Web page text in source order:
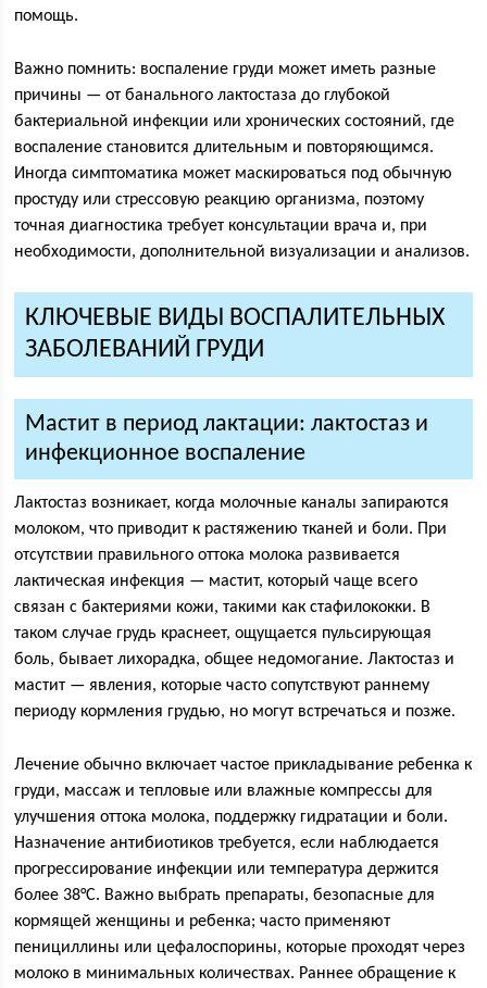
помощь.
Важно помнить: воспаление груди может иметь разные
причины — от банального лактостаза до глубокой
бактериальной инфекции или хронических состояний, где
воспаление становится длительным и повторяющимся.
Иногда симптоматика может маскироваться под обычную
простуду или стрессовую реакцию организма, поэтому
точная диагностика требует консультации врача и, при
необходимости, дополнительной визуализации и анализов.
КЛЮЧЕВЫЕ ВИДЫ ВОСПАЛИТЕЛЬНЫХ
ЗАБОЛЕВАНИЙ ГРУДИ
Мастит в период лактации: лактостаз и
инфекционное воспаление
Лактостаз возникает, когда молочные каналы запираются
молоком, что приводит к растяжению тканей и боли. При
отсутствии правильного оттока молока развивается
лактическая инфекция — мастит, который чаще всего
связан с бактериями кожи, такими как стафилококки. В
таком случае грудь краснеет, ощущается пульсирующая
боль, бывает лихорадка, общее недомогание. Лактостаз и
мастит — явления, которые часто сопутствуют раннему
периоду кормления грудью, но могут встречаться и позже.
Лечение обычно включает частое прикладывание ребенка к
груди, массаж и тепловые или влажные компрессы для
улучшения оттока молока, поддержку гидратации и боли.
Назначение антибиотиков требуется, если наблюдается
прогрессирование инфекции или температура держится
более 38°C. Важно выбрать препараты, безопасные для
кормящей женщины и ребенка; часто применяют
пенициллины или цефалоспорины, которые проходят через
молоко в минимальных количествах. Раннее обращение к